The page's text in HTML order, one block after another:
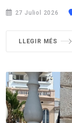
27 Juliol 2026
LLEGIR MÉS